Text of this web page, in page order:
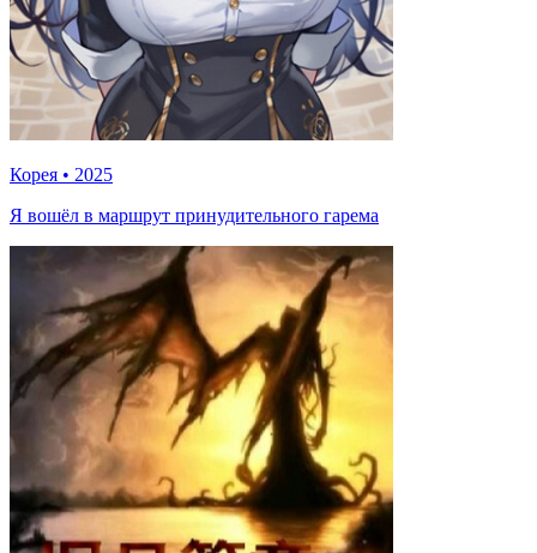
Корея • 2025
Я вошёл в маршрут принудительного гарема